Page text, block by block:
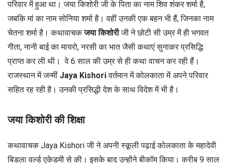
परिवार में हुआ था। जया किशोरी जी के पिता का नाम शिव शंकर शर्मा है,
जबकि मां का नाम सोनिया शर्मा है। वहीं उनकी एक बहन भी हैं, जिनका नाम
चेतना शर्मा है। कथावाचकजया किशोरीजी ने छोटी सी उम्र में ही भगवत
गीता, नानी बाई का मायरो, नरसी का भात जैसी कथाएं सुनाकर प्रसिद्धि
प्राप्त कर ली थी। वे 6 साल की उम्र से ही कथा वाचन कर रही हैं।
राजस्थान में जन्मीं Jaya Kishoriवर्तमान में कोलकाता में अपने परिवार
सहित रह रही है। उनकी प्रसिद्धी देश के साथ विदेश में भी है।
जया किशोरी की शिक्षा
कथावाचक Jaya Kishori जी ने अपनी स्कूली पढ़ाई कोलकाता के महादेवी
बिडला वर्ल्ड एकेडमी से की। इसके बाद उन्होंने बीकॉम किया। करीब 9 साल